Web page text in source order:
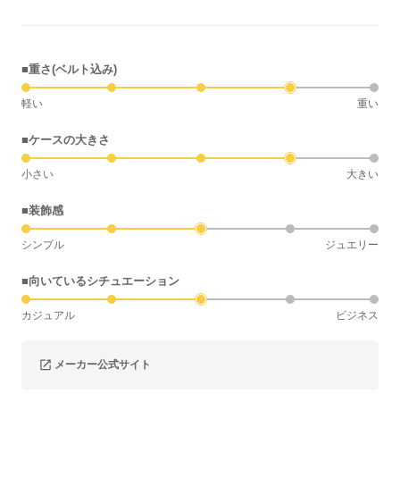
■重さ(ベルト込み)
軽い 重い
■ケースの大きさ
小さい 大きい
■装飾感
シンプル ジュエリー
■向いているシチュエーション
カジュアル ビジネス
メーカー公式サイト